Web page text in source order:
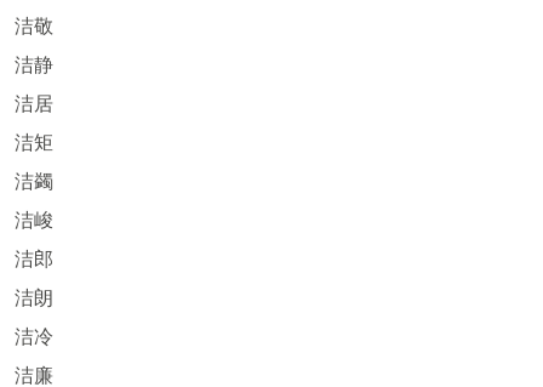
洁敬
洁静
洁居
洁矩
洁蠲
洁峻
洁郎
洁朗
洁冷
洁廉